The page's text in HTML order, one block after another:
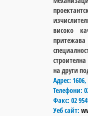
високо
на други
Адрес:
Телефони:
Факс: 02
Уеб сайт: